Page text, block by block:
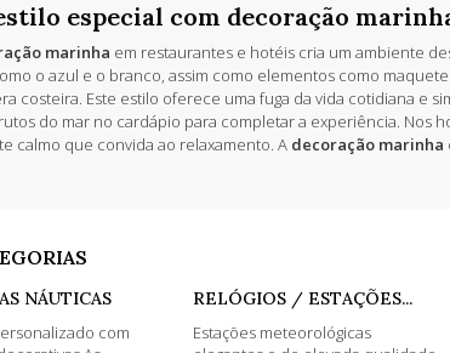
especial com decoração
marinha em restaurantes e hotéis cria um ambiente
o azul e o branco, assim como elementos como
costeira. Este estilo oferece uma fuga da vida cotidiana e
do mar no cardápio para completar a experiência. Nos
calmo que convida ao relaxamento. A decoração marinha
NÁUTICAS
com
RELÓGIOS / ESTAÇÕES...
Estações meteorológicas